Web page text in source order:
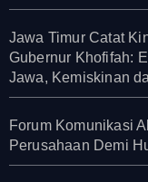
Jawa Timur Catat
Gubernur Khofifah:
Jawa, Kemiskinan
Forum Komunikasi
Perusahaan Demi